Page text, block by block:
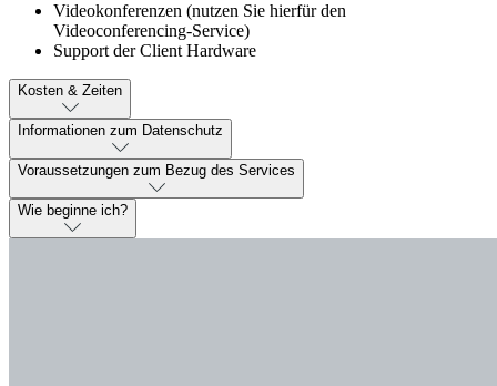
Videokonferenzen (nutzen Sie hierfür den
Videoconferencing-Service)
Support der Client Hardware
Kosten & Zeiten
Informationen zum Datenschutz
Voraussetzungen zum Bezug des Services
Wie beginne ich?